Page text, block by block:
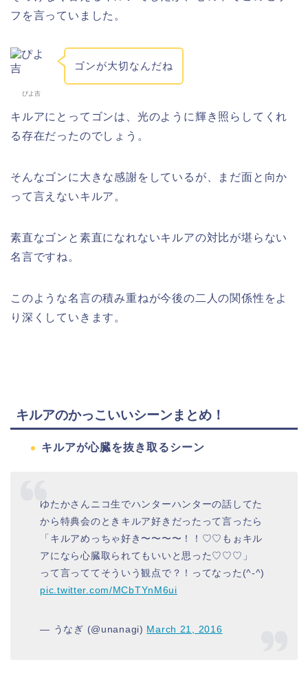
フを言っていました。
ぴよ吉
ゴンが大切なんだね
キルアにとってゴンは、光のように輝き照らしてくれ
る存在だったのでしょう。
そんなゴンに大きな感謝をしているが、まだ面と向か
って言えないキルア。
素直なゴンと素直になれないキルアの対比が堪らない
名言ですね。
このような名言の積み重ねが今後の二人の関係性をよ
り深くしていきます。
キルアのかっこいいシーンまとめ！
キルアが心臓を抜き取るシーン
ゆたかさんニコ生でハンターハンターの話してた
から特典会のときキルア好きだったって言ったら
「キルアめっちゃ好き〜〜〜〜！！♡♡もぉキル
アになら心臓取られてもいいと思った♡♡♡」
って言っててそういう観点で？！ってなった(^-^)
pic.twitter.com/MCbTYnM6ui
— うなぎ (@unanagi) March 21, 2016